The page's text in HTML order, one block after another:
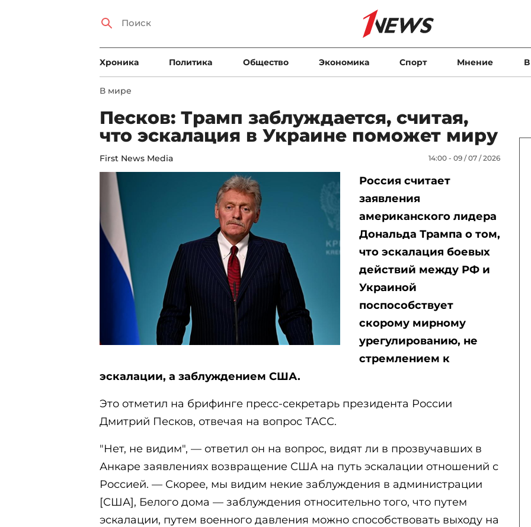
Xроника Политика Общество Экономика Спорт Мнение
В мире
Песков: Трамп заблуждается, считая,
что эскалация в Украине поможет миру
First News Media 14:00 - 09 / 07 / 2026
Россия считает
заявления
американского лидера
Дональда Трампа о том,
что эскалация боевых
действий между РФ и
Украиной
поспособствует
скорому мирному
урегулированию, не
стремлением к
эскалации, а заблуждением США.
Это отметил на брифинге пресс-секретарь президента России
Дмитрий Песков, отвечая на вопрос ТАСС.
"Нет, не видим", — ответил он на вопрос, видят ли в прозвучавших в
Анкаре заявлениях возвращение США на путь эскалации отношений с
Россией. — Скорее, мы видим некие заблуждения в администрации
[США], Белого дома — заблуждения относительно того, что путем
эскалации, путем военного давления можно способствовать выходу на